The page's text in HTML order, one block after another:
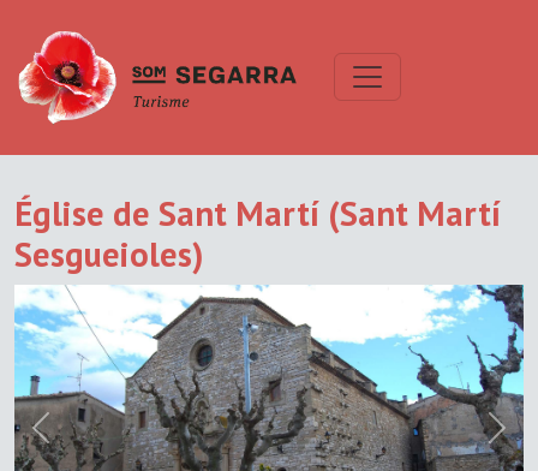
Église de Sant Martí (Sant Martí
Sesgueioles)
Previous Next